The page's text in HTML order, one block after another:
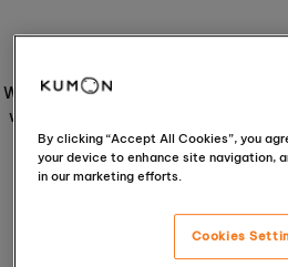
Wir benötigen einige Details darüber,
wie wir helfen können. Bitte beachten
Africa Ltd Ihre persönlichen
By clicking “Accept All Cookies”, you
your device to enhance site navigation,
in our marketing efforts.
Cookies